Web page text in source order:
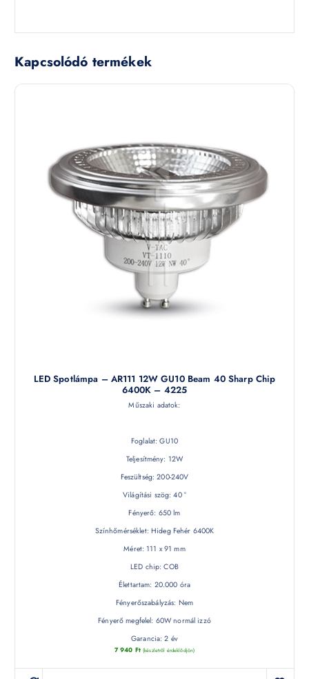
Kapcsolódó termékek
LED Spotlámpa – AR111 12W GU10 Beam 40 Sharp Chip
6400K – 4225
Műszaki adatok:
Foglalat: GU10
Teljesítmény: 12W
Feszültség: 200-240V
Világítási szög: 40 °
Fényerő: 650 lm
Színhőmérséklet: Hideg Fehér 6400K
Méret: 111 x 91 mm
LED chip: COB
Élettartam: 20.000 óra
Fényerőszabályzás: Nem
Fényerő megfelel: 60W normál izzó
Garancia: 2 év
7 940 Ft (készletről érdeklődjön)